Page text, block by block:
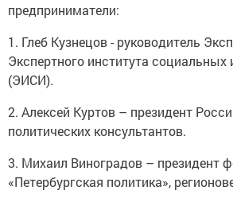
предприниматели:
1. Глеб Кузнецов - руководитель
Экспертного института социальных
(ЭИСИ).
2. Алексей Куртов – президент
политических консультантов.
3. Михаил Виноградов – президент
«Петербургская политика»,